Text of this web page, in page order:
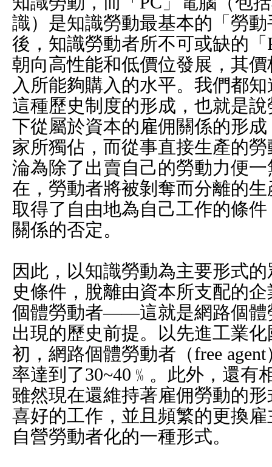
識）是知識勞動最基本的「勞
後，知識勞動者所不可或缺的
朝向高性能和低價位發展，其
入所能夠購入的水平。我們都
這種歷史制度的形成，也就是
下從屬於資本的雇佣關係的形
家所獨佔，而從事直接生產的
淪為除了出賣自己的勞動力便
在，勞動者將被剝奪而分離的
取得了自由地為自己工作的條
關係的否定。
因此，以知識勞動為主要形式
史條件，脫離由資本所支配的
個體勞動者——這就是網路個體
出現的歷史前提。以先進工業
初，網路個體勞動者（free
率達到了30~40﹪。此外，還有
雖然現在還維持著雇佣勞動的
喜好的工作，並且頻繁的更換
自營勞動者化的一種形式。